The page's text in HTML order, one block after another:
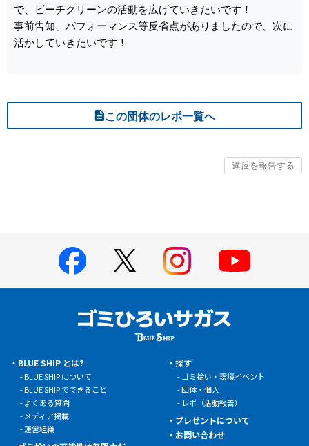
で、ビーチクリーンの活動を広げていきたいです！
事前告知、パフォーマンス等反省点がありましたので、次に
活かしていきたいです！
この団体のレポ一覧へ
BLUE SHIP とは?
BLUE SHIP について
BLUE SHIP でできること
よくある質問
メディア掲載
運営組織
探す
ゴミ拾い・環境イベント
団体・個人
レポ（活動報告）
プレゼントについて
お問い合わせ